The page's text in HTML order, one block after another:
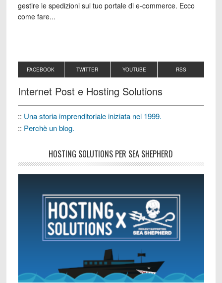
gestire le spedizioni sul tuo portale di e-commerce. Ecco
come fare...
FACEBOOK TWITTER YOUTUBE RSS
Internet Post e Hosting Solutions
:: Una storia imprenditoriale iniziata nel 1999.
:: Perchè un blog.
HOSTING SOLUTIONS PER SEA SHEPHERD